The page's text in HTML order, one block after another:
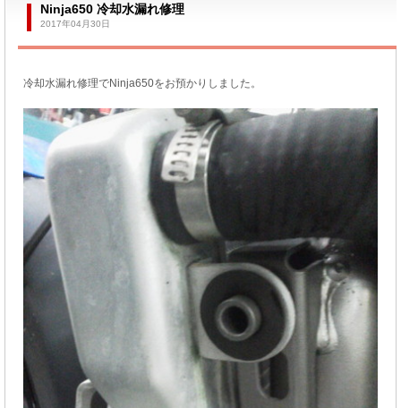
Ninja650 冷却水漏れ修理
2017年04月30日
冷却水漏れ修理でNinja650をお預かりしました。